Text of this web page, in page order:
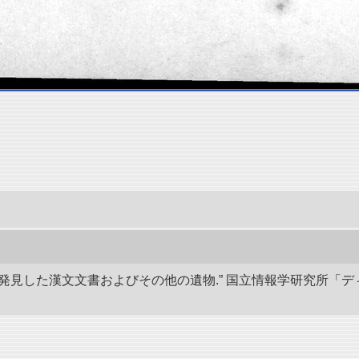
見した漢文文書およびその他の遺物.” 国立情報学研究所「